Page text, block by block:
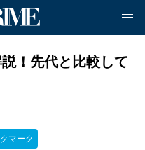
！先代と比較して
マーク